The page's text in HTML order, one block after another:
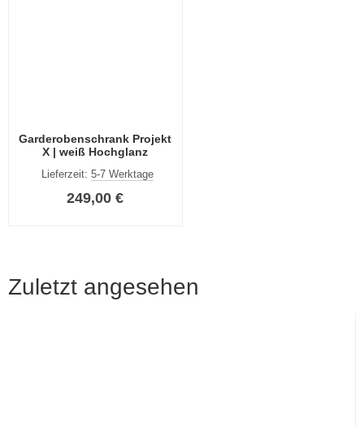
Garderobenschrank Projekt
X | weiß Hochglanz
Lieferzeit: 5-7 Werktage
249,00 €
Zuletzt angesehen